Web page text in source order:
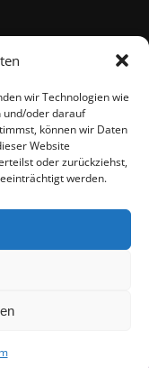
wir Technologien wie
und/oder darauf
können wir Daten
Website
oder zurückziehst,
werden.